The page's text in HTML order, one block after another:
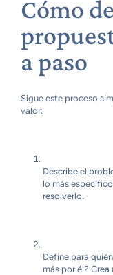
Cómo
a paso
Sigue este proceso
valor:
Describe el
lo más
resolverlo.
Define para
más por él?